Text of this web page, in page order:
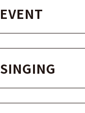
EVENT
SINGING